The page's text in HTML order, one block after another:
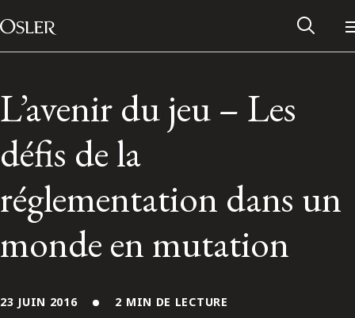
Passer au contenu
Main Navigation
Réseau des anciens d’Osler
L’avenir du jeu – Les
défis de la
réglementation dans un
monde en mutation
23 JUIN 2016 2 MIN DE LECTURE